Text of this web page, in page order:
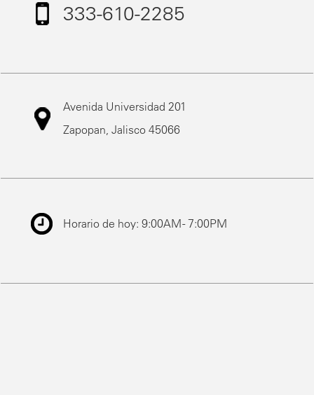
333-610-2285
Avenida Universidad 201
Zapopan, Jalisco 45066
Horario de hoy: 9:00AM - 7:00PM